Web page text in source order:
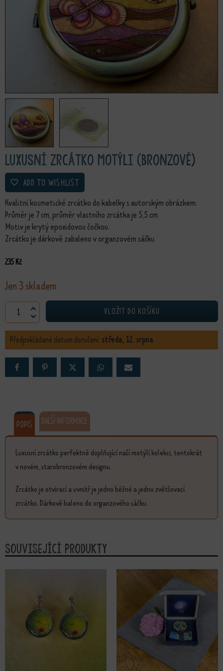
Luxusní zrcátko Motýli (bronzové)
ADD TO WISHLIST
Kvalitní kosmetické zrcátko do kabelky s autorským obrázkem.
Průměr je 7 cm, průměr vlastního zrcátka je 5,5 cm.
Motiv je krytý epoxidovou čočkou.
Zrcátko je dárkově zabaleno v organzovém sáčku.
235 Kč
Jen 3 skladem
Luxusní zrcátko Motýli (bronzové) množství
VLOŽIT DO KOŠÍKU
Předpokládané datum doručení:středa, 12. srpna
POPIS DALŠÍ INFORMACE
Luxusní zrcátko perfektně doplňující naší motýlí kolekci, tentokrát
v novém, starobronzovém designu.
Zrcátko je otvírací a uvnitř je jedno běžné a jedno zvětšovací
zrcátko. Dárkově baleno do organzového sáčku.
Související produkty
Tento produkt má více variant. Možnosti lze vybrat na stránce produktu